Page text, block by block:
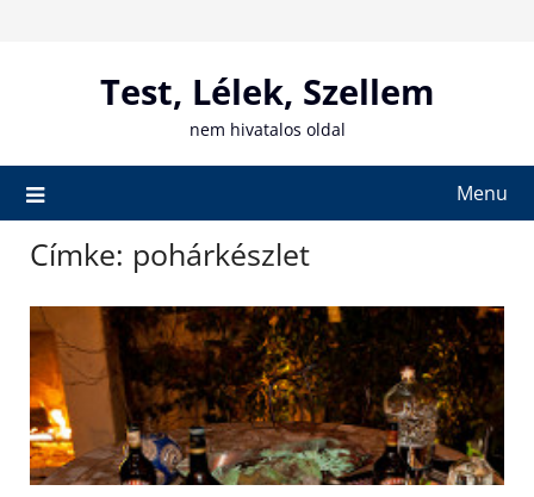
Test, Lélek, Szellem
nem hivatalos oldal
Menu
Címke: pohárkészlet